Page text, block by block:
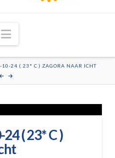
Navigation
10-24 ( 23* C ) ZAGORA NAAR ICHT
( 23* C )